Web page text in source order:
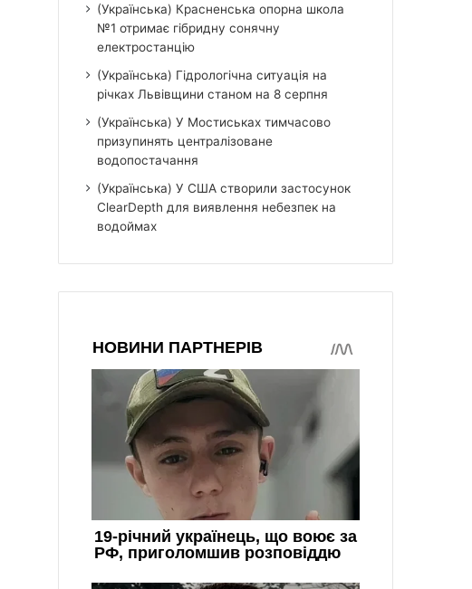
(Українська) Красненська опорна школа
№1 отримає гібридну сонячну
електростанцію
(Українська) Гідрологічна ситуація на
річках Львівщини станом на 8 серпня
(Українська) У Мостиськах тимчасово
призупинять централізоване
водопостачання
(Українська) У США створили застосунок
ClearDepth для виявлення небезпек на
водоймах